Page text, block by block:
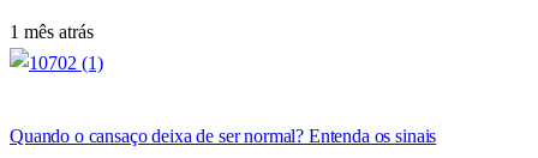
1 mês atrás
Quando o cansaço deixa de ser normal? Entenda os sinais